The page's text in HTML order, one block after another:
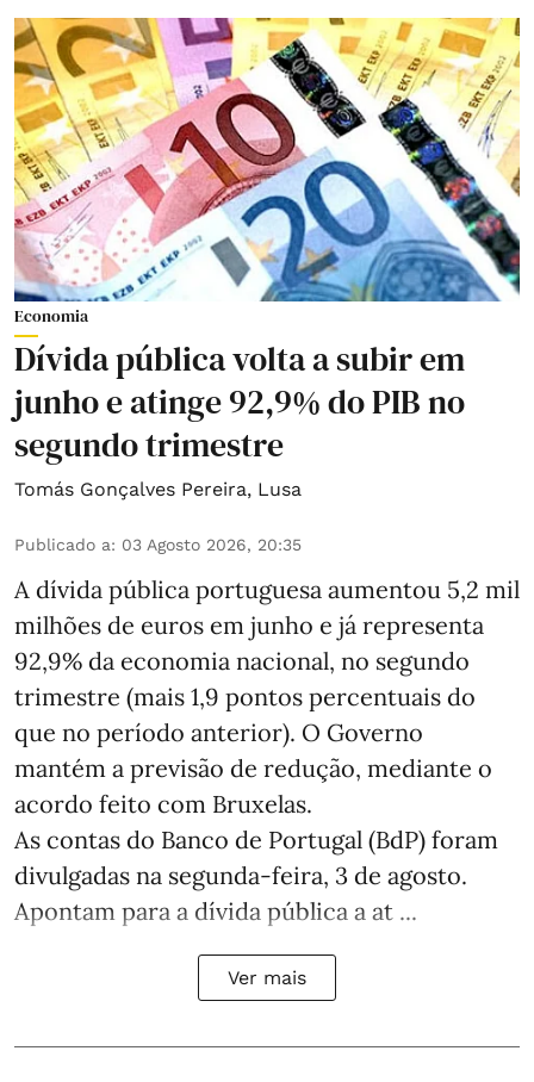
Economia
Dívida pública volta a subir em
junho e atinge 92,9% do PIB no
segundo trimestre
Tomás Gonçalves Pereira, Lusa
Publicado a: 03 Agosto 2026, 20:35
A dívida pública portuguesa aumentou 5,2 mil
milhões de euros em junho e já representa
92,9% da economia nacional, no segundo
trimestre (mais 1,9 pontos percentuais do
que no período anterior). O Governo
mantém a previsão de redução, mediante o
acordo feito com Bruxelas.
As contas do Banco de Portugal (BdP) foram
divulgadas na segunda-feira, 3 de agosto.
Apontam para a dívida pública a at ...
Ver mais